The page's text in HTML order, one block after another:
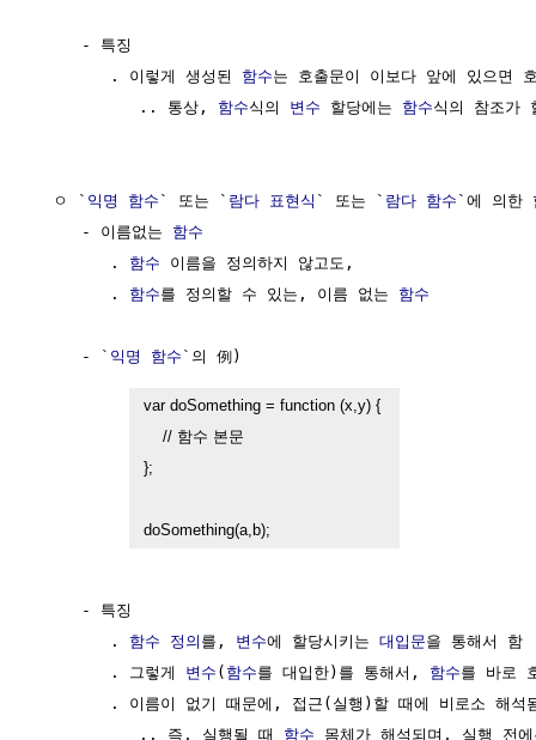
     - 특징
        . 이렇게 생성된
함수는 호출문이 이보다 앞에 있으면
           .. 통상,
함수식의 변수 할당에는 함수식의 참조가
  ㅇ `
익명 함수 ` 또는 ` 람다 표현식 ` 또는 ` 람다 함수 `에 의한
     - 이름없는
함수
        .
함수 이름을 정의하지 않고도,
        .
함수를 정의할 수 있는, 이름 없는 함수
     - `
익명 함수 `의 例)
var doSomething = function (x,y) {
    // 함수 본문
};
doSomething(a,b);
     - 특징
        .
함수 정의 를, 변수에 할당시키는 대입문을 통해서 함
        . 그렇게
변수 ( 함수를 대입한)를 통해서, 함수를 바로
. 이름이 없기 때문에, 접근(실행)할 때에 비로소 해석
           .. 즉, 실행될 때
함수 몸체가 해석되며, 실행 전